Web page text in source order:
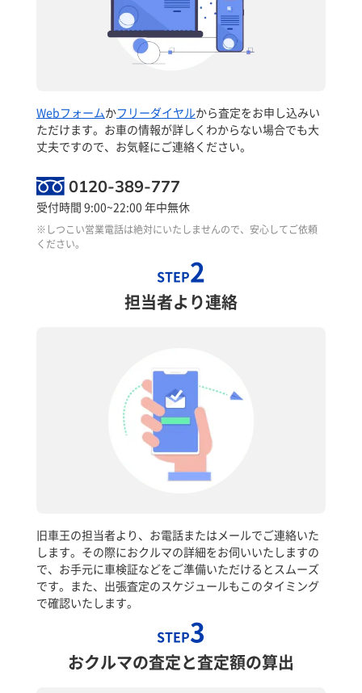
Webフォームかフリーダイヤルから査定をお申し込みい
ただけます。お車の情報が詳しくわからない場合でも大
丈夫ですので、お気軽にご連絡ください。
0120-389-777
受付時間 9:00~22:00 年中無休
※しつこい営業電話は絶対にいたしませんので、安心してご依頼
ください。
STEP2
担当者より連絡
旧車王の担当者より、お電話またはメールでご連絡いた
します。その際におクルマの詳細をお伺いいたしますの
で、お手元に車検証などをご準備いただけるとスムーズ
です。また、出張査定のスケジュールもこのタイミング
で確認いたします。
STEP3
おクルマの査定と査定額の算出